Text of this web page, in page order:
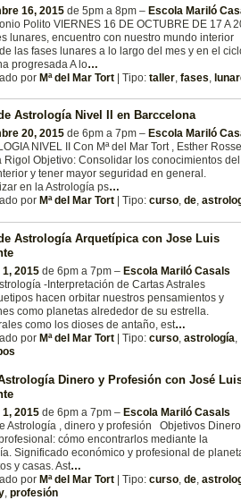
16, 2015 de 5pm a 8pm – Escola Mariló
Polito VIERNES 16 DE OCTUBRE DE 17 A
lunares, encuentro con nuestro mundo interior
las fases lunares a lo largo del mes y en el
progresada A lo…
por Mª del Mar Tort | Tipo: taller fases
Astrología Nivel II en Barccelona
20, 2015 de 6pm a 7pm – Escola Mariló
NIVEL II Con Mª del Mar Tort , Esther
Rigol Objetivo: Consolidar los conocimientos del
y tener mayor seguridad en general.
en la Astrología ps…
por Mª del Mar Tort | Tipo: curso, de,
Astrología Arquetípica con Jose Luis
2015 de 6pm a 7pm – Escola Mariló Casals
-Interpretación de Cartas Astrales
hacen orbitar nuestros pensamientos y
como planetas alrededor de su estrella.
como los dioses de antaño, est…
por Mª del Mar Tort | Tipo: curso, astrología,
Dinero y Profesión con José
2015 de 6pm a 7pm – Escola Mariló Casals
Astrología , dinero y profesión Objetivos
cómo encontrarlos mediante la
Significado económico y profesional de
y casas. Ast…
por Mª del Mar Tort | Tipo: curso de
profesión